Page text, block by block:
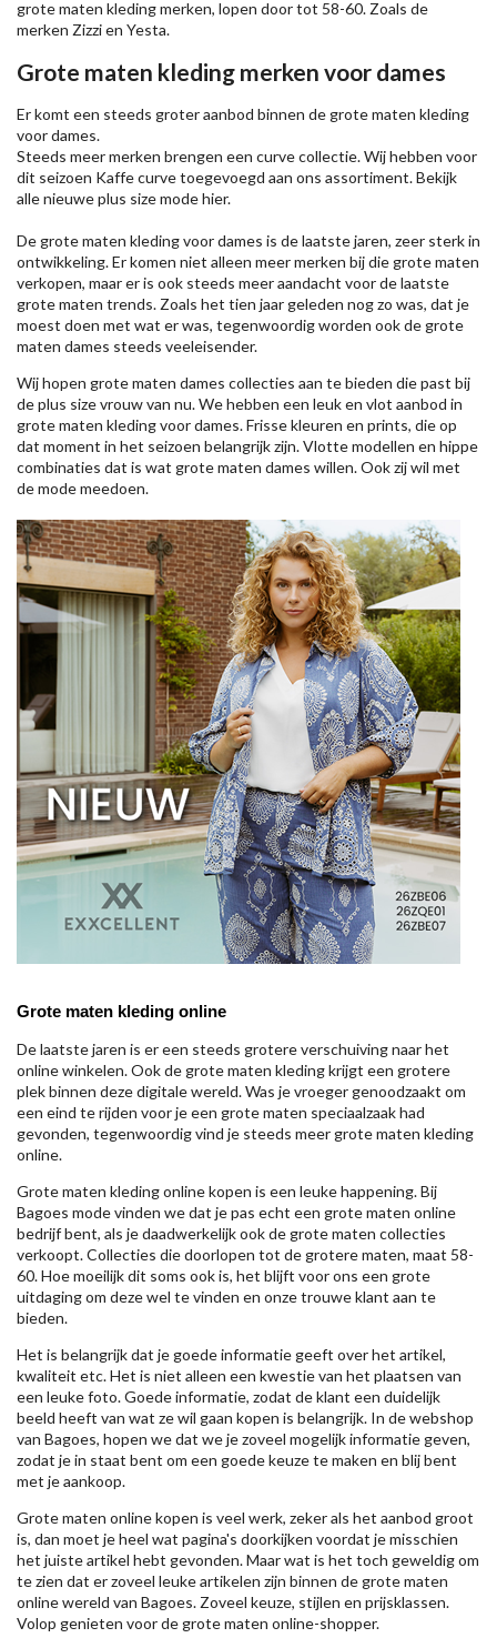
grote maten kleding merken, lopen door tot 58-60. Zoals de
merken Zizzien Yesta.
Grote maten kleding merken voor dames
Er komt een steeds groter aanbod binnen de grote maten kleding
voor dames.
Steeds meer merken brengen een curve collectie. Wij hebben voor
dit seizoen Kaffecurve toegevoegd aan ons assortiment. Bekijk
alle nieuweplus size modehier.
De grote maten kleding voor dames is de laatste jaren, zeer sterk in
ontwikkeling. Er komen niet alleen meer merken bij die grote maten
verkopen, maar er is ook steeds meer aandacht voor de laatste
grote maten trends. Zoals het tien jaar geleden nog zo was, dat je
moest doen met wat er was, tegenwoordig worden ook de grote
maten dames steeds veeleisender.
Wij hopen grote maten dames collecties aan te bieden die past bij
de plus size vrouw van nu. We hebben een leuk en vlot aanbod in
grote maten kleding voor dames. Frisse kleuren en prints, die op
dat moment in het seizoen belangrijk zijn. Vlotte modellen en hippe
combinaties dat is wat grote maten dames willen. Ook zij wil met
de mode meedoen.
Grote maten kleding online
De laatste jaren is er een steeds grotere verschuiving naar het
online winkelen. Ook de grote maten kleding krijgt een grotere
plek binnen deze digitale wereld. Was je vroeger genoodzaakt om
een eind te rijden voor je een grote maten speciaalzaak had
gevonden, tegenwoordig vind je steeds meer grote maten kleding
online.
Grote maten kleding online kopen is een leuke happening. Bij
Bagoes mode vinden we dat je pas echt een grote maten online
bedrijf bent, als je daadwerkelijk ook de grote maten collecties
verkoopt. Collecties die doorlopen tot de grotere maten, maat 58-
60. Hoe moeilijk dit soms ook is, het blijft voor ons een grote
uitdaging om deze wel te vinden en onze trouwe klant aan te
bieden.
Het is belangrijk dat je goede informatie geeft over het artikel,
kwaliteit etc. Het is niet alleen een kwestie van het plaatsen van
een leuke foto. Goede informatie, zodat de klant een duidelijk
beeld heeft van wat ze wil gaan kopen is belangrijk. In de webshop
van Bagoes, hopen we dat we je zoveel mogelijk informatie geven,
zodat je in staat bent om een goede keuze te maken en blij bent
met je aankoop.
Grote maten online kopen is veel werk, zeker als het aanbod groot
is, dan moet je heel wat pagina's doorkijken voordat je misschien
het juiste artikel hebt gevonden. Maar wat is het toch geweldig om
te zien dat er zoveel leuke artikelen zijn binnen de grote maten
online wereld van Bagoes. Zoveel keuze, stijlen en prijsklassen.
Volop genieten voor de grote maten online-shopper.